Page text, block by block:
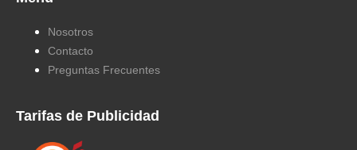
Nosotros
Contacto
Preguntas Frecuentes
Tarifas de Publicidad